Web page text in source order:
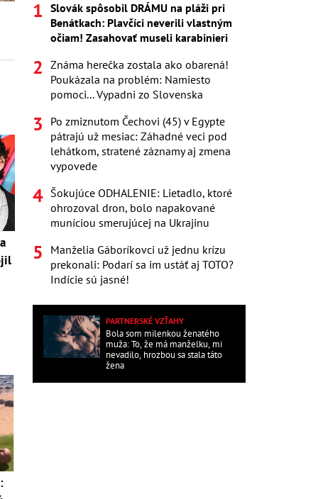
Slovák spôsobil DRÁMU na pláži pri
Benátkach: Plavčíci neverili vlastným
očiam! Zasahovať museli karabinieri
Známa herečka zostala ako obarená!
Poukázala na problém: Namiesto
pomoci... Vypadni zo Slovenska
Po zmiznutom Čechovi (45) v Egypte
pátrajú už mesiac: Záhadné veci pod
lehátkom, stratené záznamy aj zmena
vypovede
Šokujúce ODHALENIE: Lietadlo, ktoré
ohrozoval dron, bolo napakované
muníciou smerujúcej na Ukrajinu
Manželia Gáboríkovci už jednu krízu
prekonali: Podarí sa im ustáť aj TOTO?
Indície sú jasné!
PARTNERSKÉ VZŤAHY
Bola som milenkou ženatého
muža: To, že má manželku, mi
nevadilo, hrozbou sa stala táto
žena